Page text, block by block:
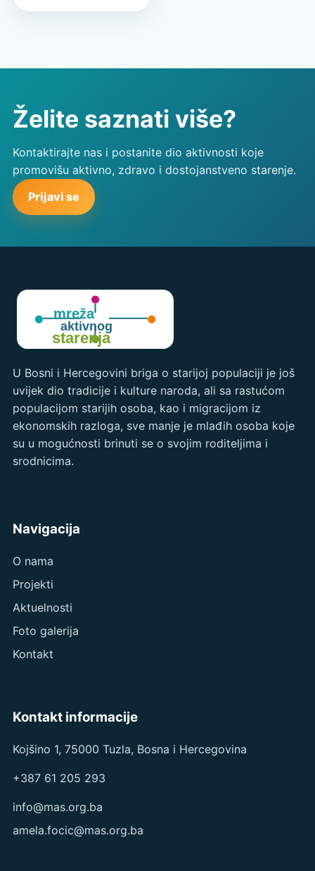
Želite saznati više?
Kontaktirajte nas i postanite dio aktivnosti koje
promovišu aktivno, zdravo i dostojanstveno starenje.
Prijavi se
U Bosni i Hercegovini briga o starijoj populaciji je još
uvijek dio tradicije i kulture naroda, ali sa rastućom
populacijom starijih osoba, kao i migracijom iz
ekonomskih razloga, sve manje je mlađih osoba koje
su u mogućnosti brinuti se o svojim roditeljima i
srodnicima.
Navigacija
O nama
Projekti
Aktuelnosti
Foto galerija
Kontakt
Kontakt informacije
Kojšino 1, 75000 Tuzla, Bosna i Hercegovina
+387 61 205 293
info@mas.org.ba
amela.focic@mas.org.ba